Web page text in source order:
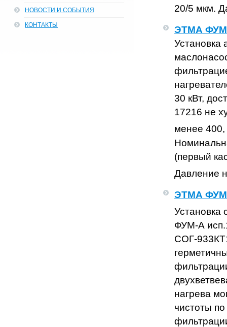
20/5 мкм.
ЭТМА
Установка
30 кВт,
17216 не
менее 400,
(первый
Давление
ЭТМА
Установка
ФУМ-А
СОГ-
нагрева
чистоты
НОВОСТИ И СОБЫТИЯ
КОНТАКТЫ